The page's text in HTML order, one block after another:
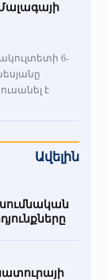
6-
է
Ավելին